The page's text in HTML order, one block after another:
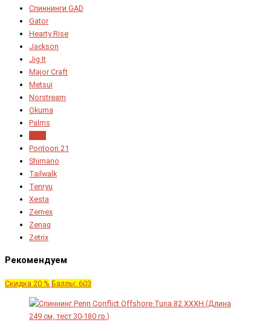
Спиннинги GAD
Gator
Hearty Rise
Jackson
Jig It
Major Craft
Metsui
Norstream
Okuma
Palms
Pontoon 21
Shimano
Tailwalk
Tenryu
Xesta
Zemex
Zenaq
Zetrix
Рекомендуем
Скидка 20 % Баллы: 603